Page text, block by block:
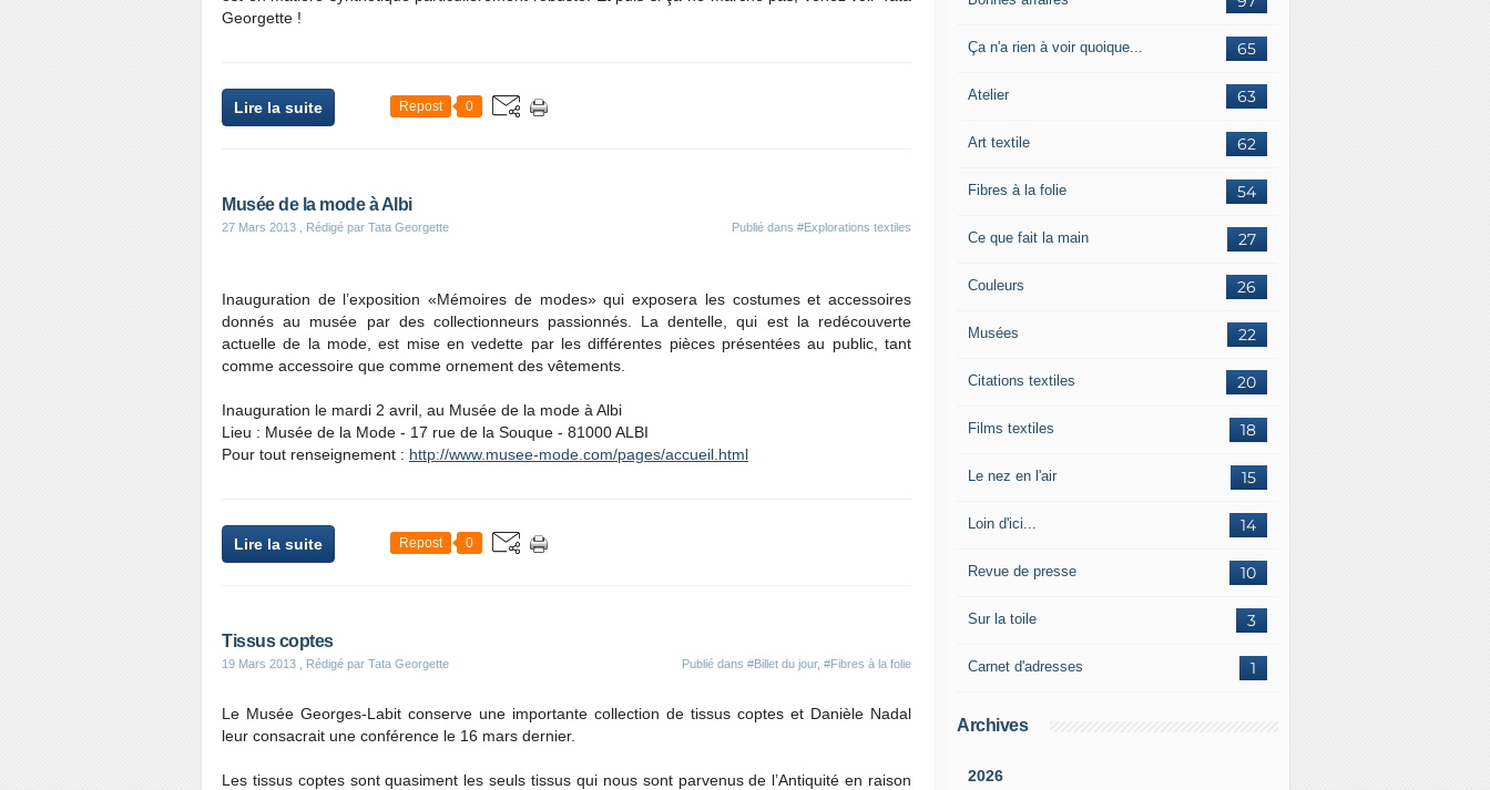
Georgette !
Lire la suite Repost 0
Musée de la mode à Albi
27 Mars 2013 , Rédigé par Tata Georgette Publié dans #Explorations textiles
Inauguration de l’exposition «Mémoires de modes» qui exposera les costumes et accessoires
donnés au musée par des collectionneurs passionnés. La dentelle, qui est la redécouverte
actuelle de la mode, est mise en vedette par les différentes pièces présentées au public, tant
comme accessoire que comme ornement des vêtements.
Inauguration le mardi 2 avril, au Musée de la mode à Albi
Lieu : Musée de la Mode - 17 rue de la Souque - 81000 ALBI
Pour tout renseignement : http://www.musee-mode.com/pages/accueil.html
Lire la suite Repost 0
Tissus coptes
19 Mars 2013 , Rédigé par Tata Georgette Publié dans #Billet du jour, #Fibres à la folie
Le Musée Georges-Labit conserve une importante collection de tissus coptes et Danièle Nadal
leur consacrait une conférence le 16 mars dernier.
Les tissus coptes sont quasiment les seuls tissus qui nous sont parvenus de l’Antiquité en raison
65
Ça n'a rien à voir quoique...
63
Atelier
62
Art textile
54
Fibres à la folie
27
Ce que fait la main
26
Couleurs
22
Musées
20
Citations textiles
18
Films textiles
15
Le nez en l'air
14
Loin d'ici...
10
Revue de presse
3
Sur la toile
1
Carnet d'adresses
Archives
2026